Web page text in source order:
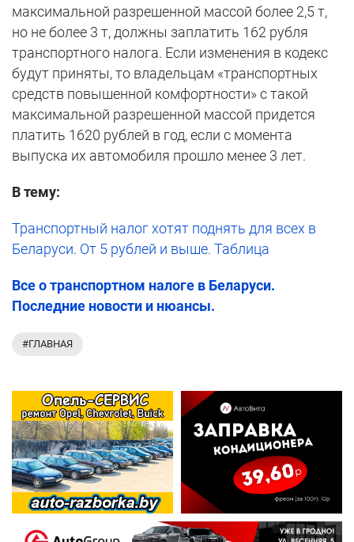
максимальной разрешенной массой более 2,5 т,
но не более 3 т, должны заплатить 162 рубля
транспортного налога. Если изменения в кодекс
будут приняты, то владельцам «транспортных
средств повышенной комфортности» с такой
максимальной разрешенной массой придется
платить 1620 рублей в год, если с момента
выпуска их автомобиля прошло менее 3 лет.
В тему:
Транспортный налог хотят поднять для всех в
Беларуси. От 5 рублей и выше. Таблица
Все о транспортном налоге в Беларуси.
Последние новости и нюансы.
#ГЛАВНАЯ